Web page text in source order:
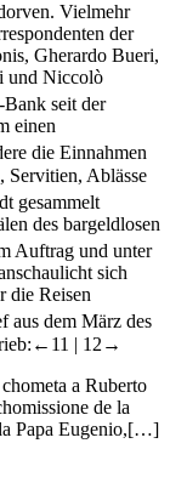
. Vielmehr
der
Gherardo Bueri,
und Niccolò
seit der
einen
die Einnahmen
Servitien, Ablässe
gesammelt
des bargeldlosen
Auftrag und unter
sich
die Reisen
aus dem März des
←11 | 12→
a Ruberto
de la
Papa Eugenio,[…]